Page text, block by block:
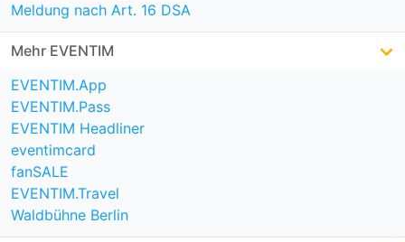
Meldung nach Art. 16 DSA
Mehr EVENTIM
EVENTIM.App
EVENTIM.Pass
EVENTIM Headliner
eventimcard
fanSALE
EVENTIM.Travel
Waldbühne Berlin